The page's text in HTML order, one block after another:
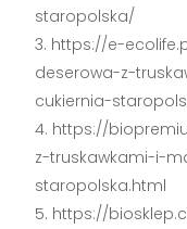
staropolska/
https://e-
deserowa-z-
cukiernia-
https://
z-truskawkami-i-
staropolska.html
https://